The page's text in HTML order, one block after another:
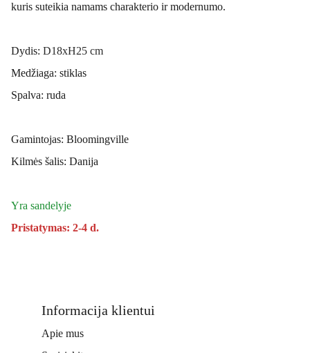
kuris suteikia namams charakterio ir modernumo.
Dydis: D18xH25 cm
Medžiaga: stiklas
Spalva: ruda
Gamintojas: Bloomingville
Kilmės šalis: Danija
Yra sandelyje
Pristatymas: 2-4 d.
Apie mus
Informacija klientui